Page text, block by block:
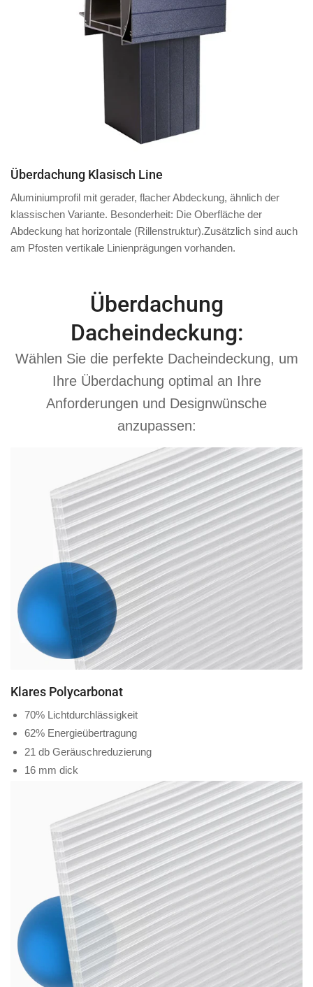
Überdachung Klasisch Line
Aluminiumprofil mit gerader, flacher Abdeckung, ähnlich der
klassischen Variante. Besonderheit: Die Oberfläche der
Abdeckung hat horizontale (Rillenstruktur).Zusätzlich sind auch
am Pfosten vertikale Linienprägungen vorhanden.
Überdachung
Dacheindeckung:
Wählen Sie die perfekte Dacheindeckung, um
Ihre Überdachung optimal an Ihre
Anforderungen und Designwünsche
anzupassen:
Klares Polycarbonat
70% Lichtdurchlässigkeit
62% Energieübertragung
21 db Geräuschreduzierung
16 mm dick